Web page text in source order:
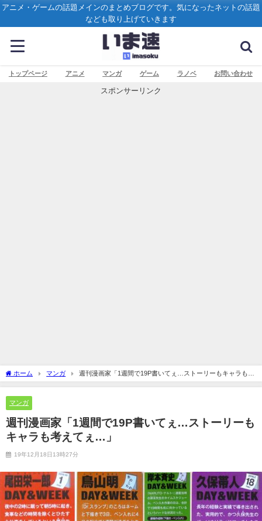
アニメ・ゲームの話題メインのまとめブログです。気になったネットの話題
なども取り上げていきます
トップページ アニメ マンガ ゲーム ラノベ お問い合わせ
スポンサーリンク
ホーム マンガ
週刊漫画家「1週間で19P書いてぇ…ストーリーもキャラも考
えてぇ…」
マンガ
週刊漫画家「1週間で19P書いてぇ…ストーリーも
キャラも考えてぇ…」
19年12月18日13時27分